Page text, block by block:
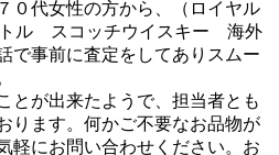
０代女性の方から、（ロイヤル
ル スコッチウイスキー 海外
で事前に査定をしてありスムー
とが出来たようで、担当者とも
ります。何かご不要なお品物が
軽にお問い合わせください。お